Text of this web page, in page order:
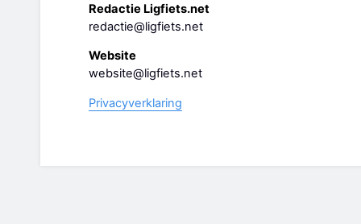
Redactie Ligfiets.net
redactie@ligfiets.net
Website
website@ligfiets.net
Privacyverklaring